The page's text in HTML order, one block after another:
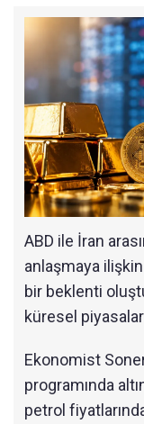
ABD ile İran
anlaşmaya
bir beklenti
küresel
Ekonomist
programında
petrol